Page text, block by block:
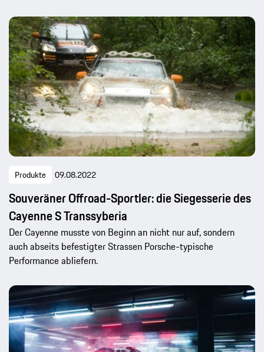
Produkte 09.08.2022
Souveräner Offroad-Sportler: die Siegesserie des
Cayenne S Transsyberia
Der Cayenne musste von Beginn an nicht nur auf, sondern
auch abseits befestigter Strassen Porsche-typische
Performance abliefern.